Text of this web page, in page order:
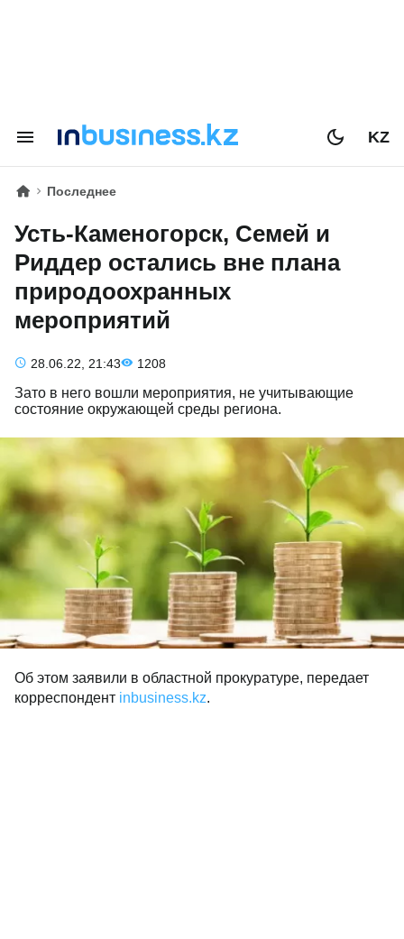
KZ
Последнее
Усть-Каменогорск, Семей и
Риддер остались вне плана
природоохранных
мероприятий
28.06.22, 21:43 1208
Зато в него вошли мероприятия, не учитывающие
состояние окружающей среды региона.
Об этом заявили в областной прокуратуре, передает
корреспондент inbusiness.kz.